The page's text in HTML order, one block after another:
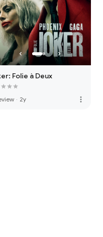
Folie à Deux
· 2y more_vert